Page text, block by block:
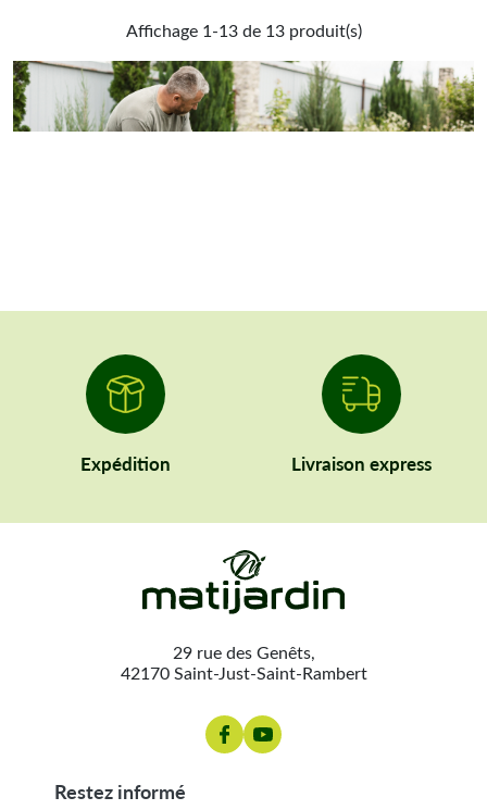
Affichage 1-13 de 13 produit(s)
Expédition Livraison express
29 rue des Genêts,
42170 Saint-Just-Saint-Rambert
restez informé